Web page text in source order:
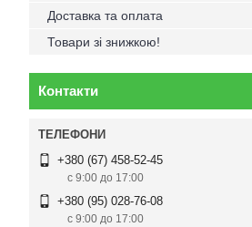
Доставка та оплата
Товари зі знижкою!
Контакти
+380 (67) 458-52-45
с 9:00 до 17:00
+380 (95) 028-76-08
с 9:00 до 17:00